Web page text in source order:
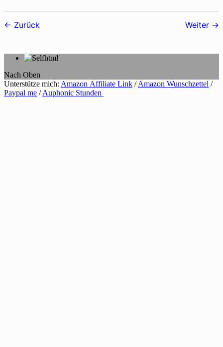
Follower-
Zurück Weiter
Nach Oben
Unterstütze mich: Amazon Affiliate Link /Amazon Wunschzettel /
Paypal me /Auphonic Stunden